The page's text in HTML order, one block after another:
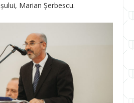
Marian Șerbescu.